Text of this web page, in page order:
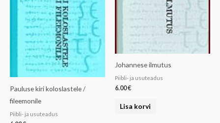
Pauluse kiri koloslastele /
fileemonile
Piibli- ja usuteadus
Johannese ilmutus
Piibli- ja usuteadus
6.00€
Lisa korvi